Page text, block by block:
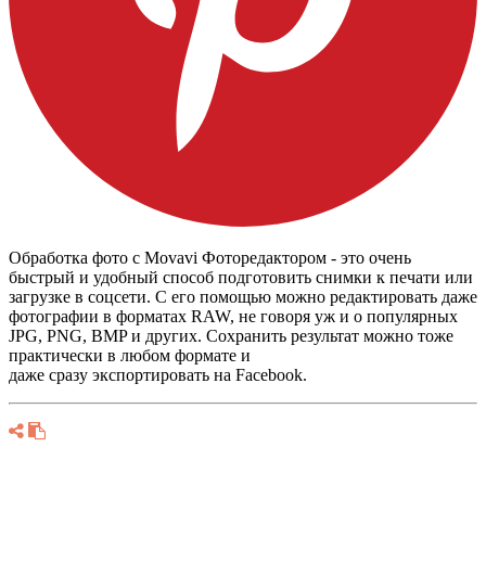
Обработка фото с Movavi Фоторедактором - это очень
быстрый и удобный способ подготовить снимки к печати или
загрузке в соцсети. С его помощью можно редактировать даже
фотографии в форматах RAW, не говоря уж и о популярных
JPG, PNG, BMP и других. Сохранить результат можно тоже
практически в любом формате и
даже сразу экспортировать на Facebook.